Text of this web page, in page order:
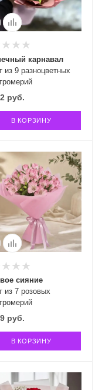
из 9 разноцветных
карнавал
руб.
В КОРЗИНУ
из 7 розовых
сияние
руб.
В КОРЗИНУ